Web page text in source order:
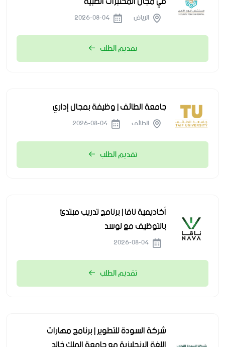
الرياض
تقديم الطلب
جامعة الطائف | وظيفة بمجال إداري
الطائف
تقديم الطلب
أكاديمية نافا | برنامج تدريب مبتدئ
بالتوظيف مع لوسد
تقديم الطلب
شركة السودة للتطوير | برنامج مهارات